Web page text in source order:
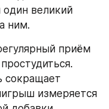
один великий
ним.
приём
сокращает
измеряется